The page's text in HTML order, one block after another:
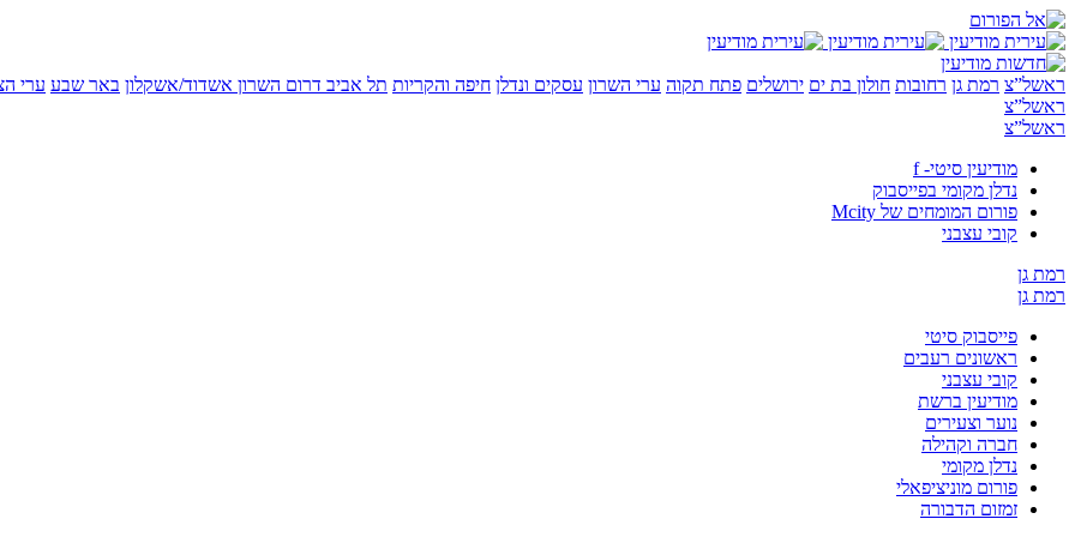
ראשל”צ רמת גן רחובות חולון בת ים ירושלים פתח תקוה ערי השרון עסקים ונדלן חיפה והקריות תל אביב דרום השרון אשדוד/אשקלון באר שבע ערי
ראשל”צ
ראשל”צ
מודיעין סיטי- f
נדלן מקומי בפייסבוק
פורום המומחים של Mcity
קובי עצבני
רמת גן
רמת גן
פייסבוק סיטי
ראשונים רעבים
קובי עצבני
מודיעין ברשת
נוער וצעירים
חברה וקהילה
נדלן מקומי
פורום מוניציפאלי
זמזום הדבורה